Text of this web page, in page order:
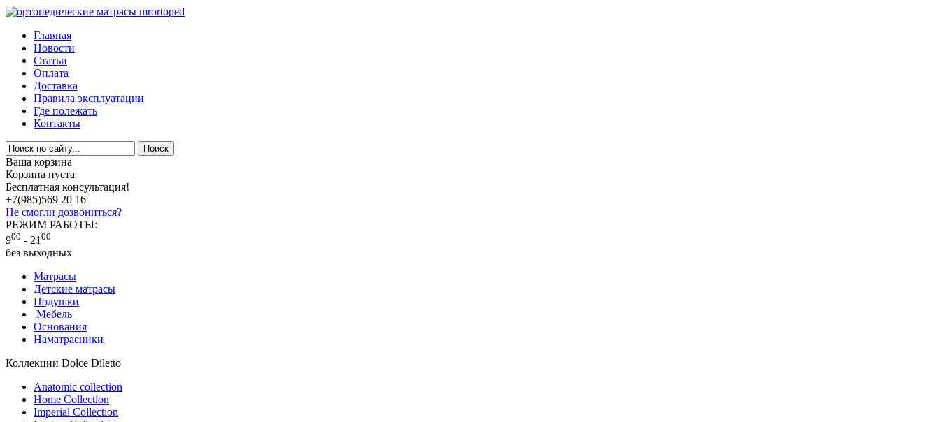
Главная
Новости
Статьи
Оплата
Доставка
Правила эксплуатации
Где полежать
Контакты
Ваша корзина
Корзина пуста
Бесплатная консультация!
+7(985)569 20 16
Не смогли дозвониться?
РЕЖИМ РАБОТЫ:
900 - 21 00
без выходных
Матрасы
Детские матрасы
Подушки
Мебель
Основания
Наматрасники
Коллекции Dolce Diletto
Anatomic collection
Home Collection
Imperial Collection